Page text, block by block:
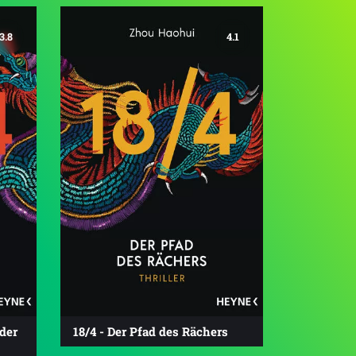
3.8 4.1
18/4 - Der Pfad des Rächers